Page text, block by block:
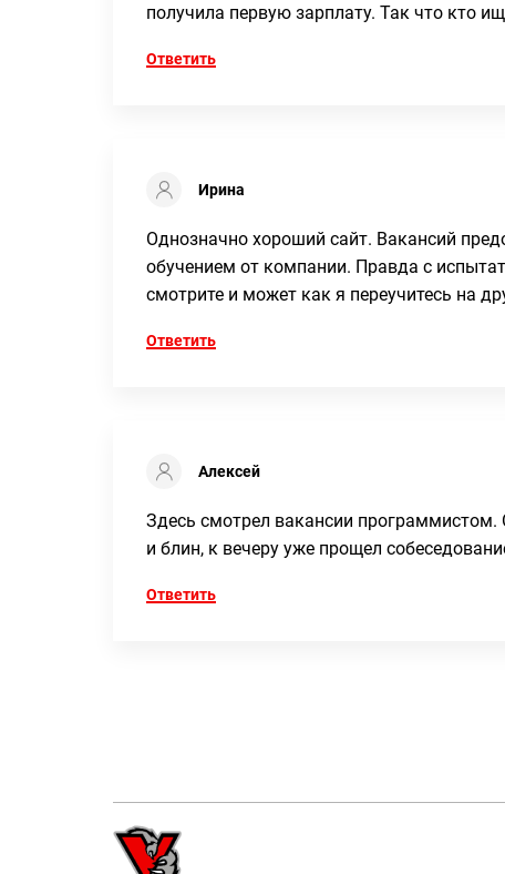
получила первую зарплату. Так что кто
Ответить
Ирина
Однозначно хороший сайт. Вакансий
обучением от компании. Правда с
смотрите и может как я переучитесь на
Ответить
Алексей
Здесь смотрел вакансии
и блин, к вечеру уже прощел
Ответить